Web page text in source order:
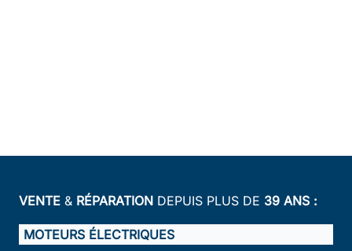
VENTE & RÉPARATION DEPUIS PLUS DE 39 ANS :
MOTEURS ÉLECTRIQUES